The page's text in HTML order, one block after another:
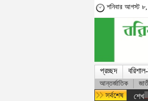
শনিবার আগস্ট
প্রচ্ছদ
আন্তর্জাতিক
শেখ